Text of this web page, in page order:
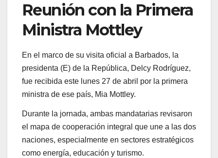
Reunión con la Primera
Ministra Mottley
En el marco de su visita oficial a Barbados, la
presidenta (E) de la República, Delcy Rodríguez,
fue recibida este lunes 27 de abril por la primera
ministra de ese país, Mia Mottley.
Durante la jornada, ambas mandatarias revisaron
el mapa de cooperación integral que une a las dos
naciones, especialmente en sectores estratégicos
como energía, educación y turismo.